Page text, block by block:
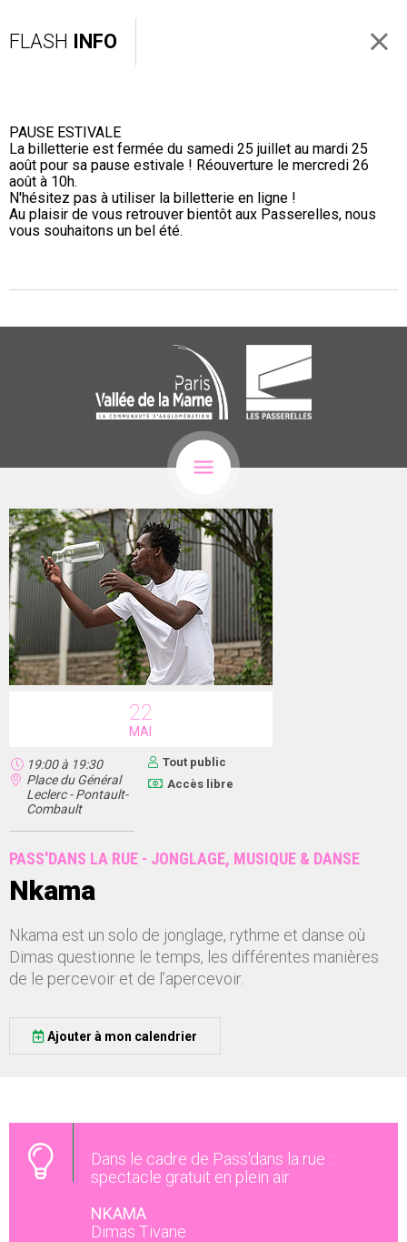
FLASH INFO
PAUSE ESTIVALE
La billetterie est fermée du samedi 25 juillet au mardi 25
août pour sa pause estivale ! Réouverture le mercredi 26
août à 10h.
N'hésitez pas à utiliser la billetterie en ligne !
Au plaisir de vous retrouver bientôt aux Passerelles, nous
vous souhaitons un bel été.
22
MAI
19:00à 19:30
Place du Général
Leclerc - Pontault-
Combault
Tout public
Accès libre
PASS'DANS LA RUE - JONGLAGE, MUSIQUE & DANSE
Nkama
Nkama est un solo de jonglage, rythme et danse où
Dimas questionne le temps, les différentes manières
de le percevoir et de l’apercevoir.
Ajouter à mon calendrier
Dans le cadre de Pass'dans la rue :
spectacle gratuit en plein air
NKAMA
Dimas Tivane